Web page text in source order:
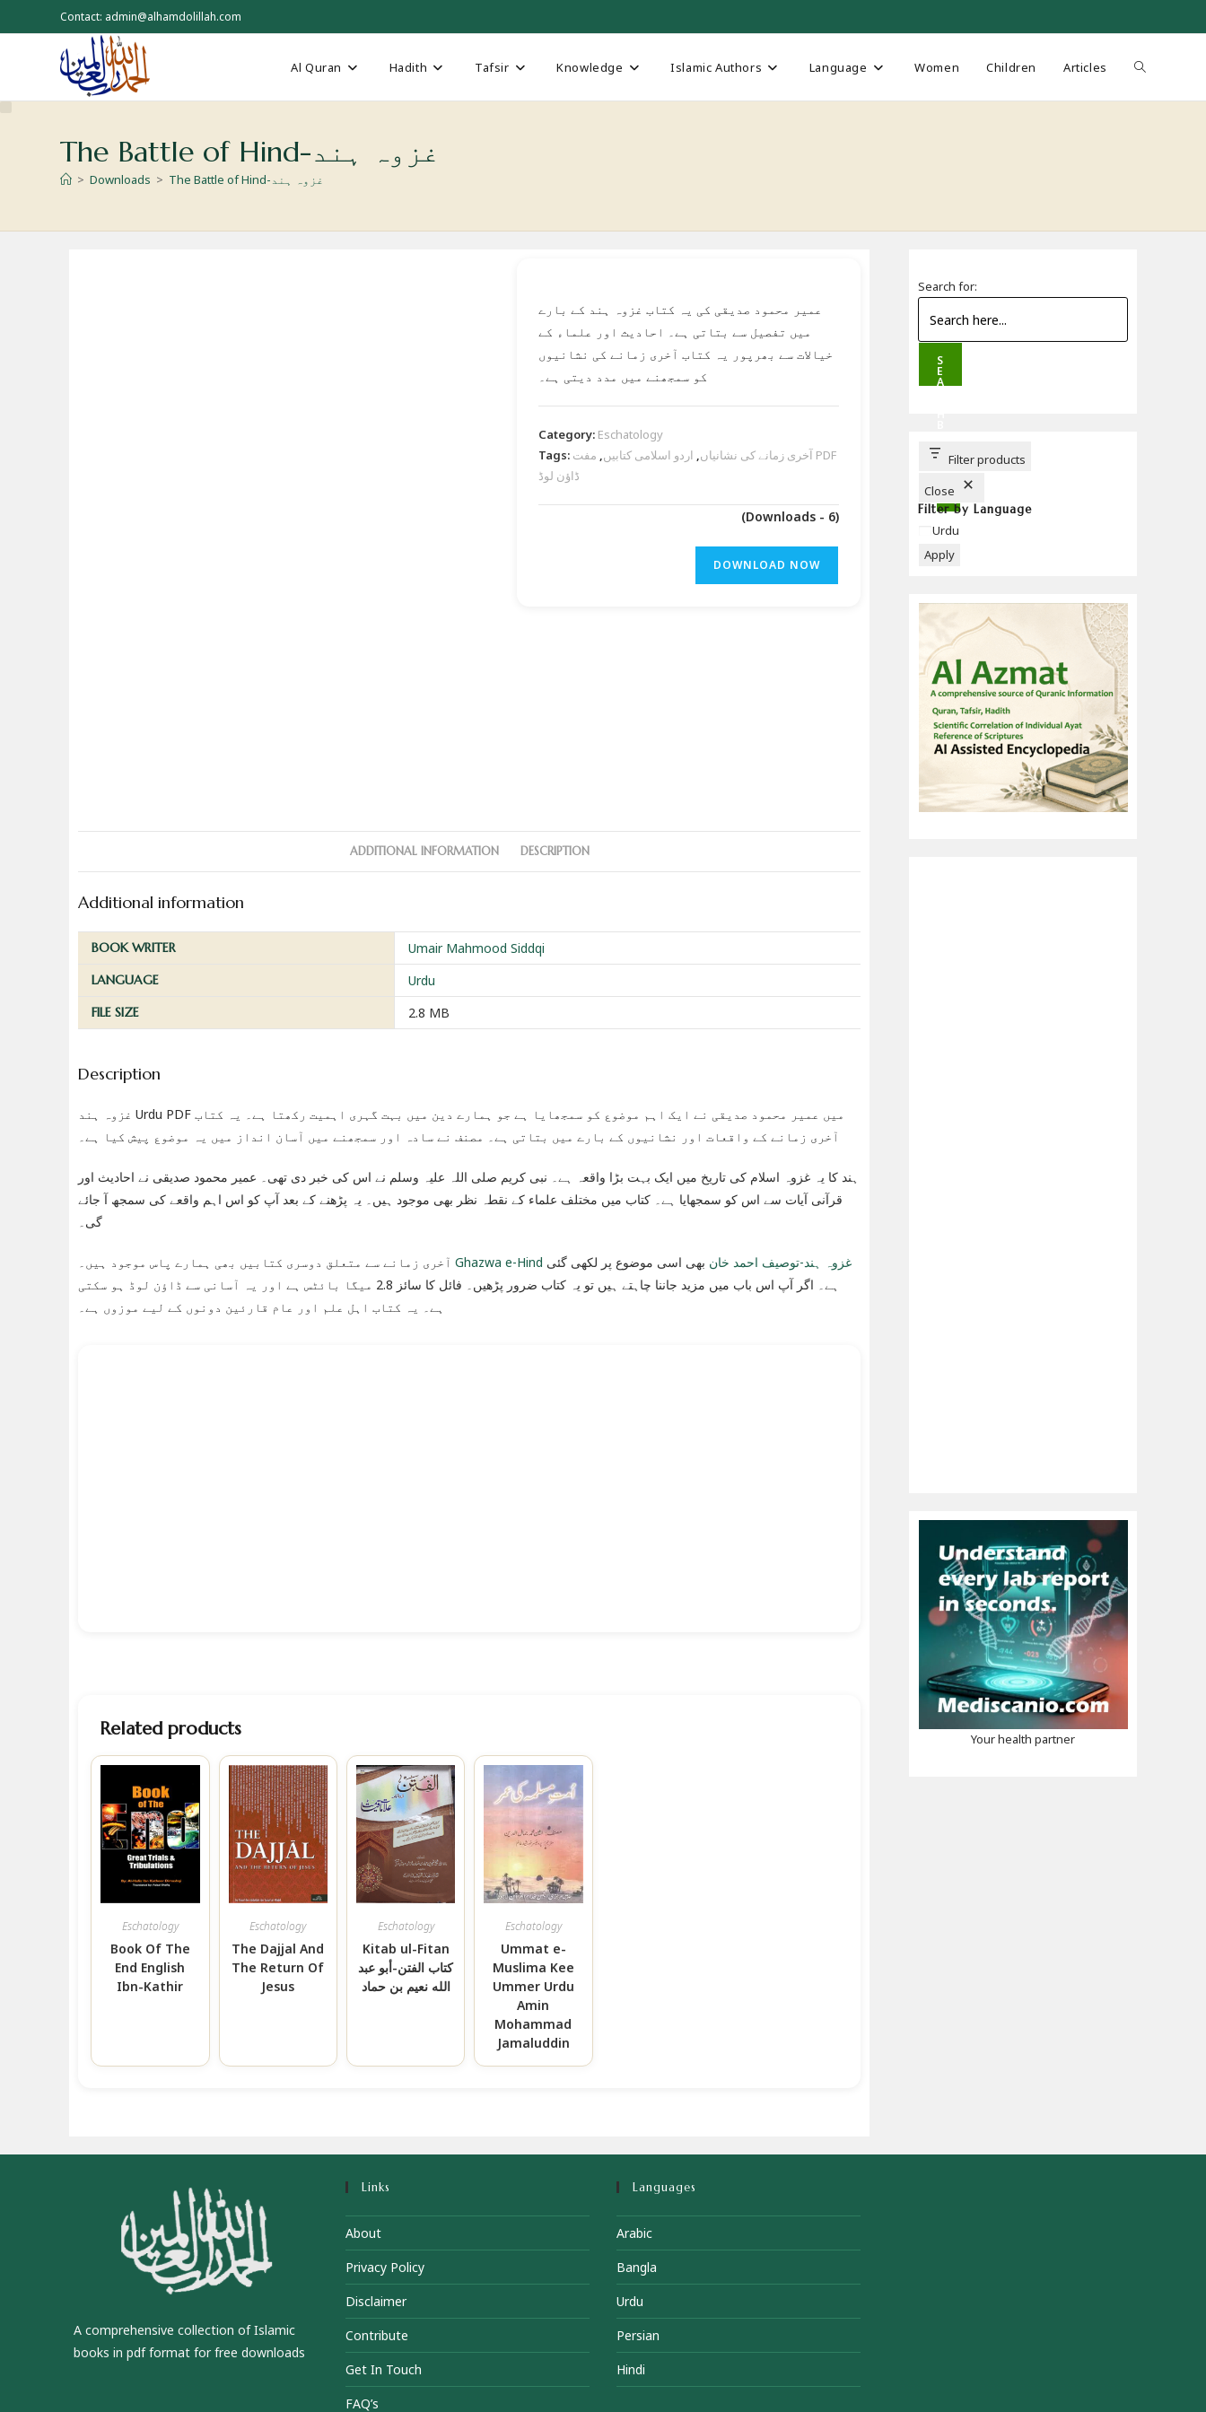
to
Contact: admin@alhamdolillah.com
Al Quran Hadith Tafsir Knowledge Islamic Authors Language Women Children Articles Toggle
The Battle of Hind-غزوہ ہند
> Downloads > The Battle of Hind-غزوہ ہند
عمیر محمود صدیقی کی یہ کتاب غزوہ ہند کے بارے
میں تفصیل سے بتاتی ہے۔ احادیث اور علماء کے
خیالات سے بھرپور یہ کتاب آخری زمانے کی نشانیوں
کو سمجھنے میں مدد دیتی ہے۔
Category: Eschatology
Tags:
آخری زمانے کی نشانیاں, اردو اسلامی کتابیں, مفت PDF
ڈاؤن لوڈ
(Downloads - 6)
DOWNLOAD NOW
ADDITIONAL INFORMATION DESCRIPTION
Additional information
BOOK WRITER Umair Mahmood Siddqi
LANGUAGE Urdu
FILE SIZE 2.8 MB
Description
غزوہ ہند Urdu PDF میں عمیر محمود صدیقی نے ایک اہم موضوع کو سمجھایا ہے جو ہمارے دین میں بہت گہری اہمیت رکھتا ہے۔ یہ کتاب
آخری زمانے کے واقعات اور نشانیوں کے بارے میں بتاتی ہے۔ مصنف نے سادہ اور سمجھنے میں آسان انداز میں یہ موضوع پیش کیا ہے۔
ہند کا یہ غزوہ اسلام کی تاریخ میں ایک بہت بڑا واقعہ ہے۔ نبی کریم صلی اللہ علیہ وسلم نے اس کی خبر دی تھی۔ عمیر محمود صدیقی نے احادیث اور
قرآنی آیات سے اس کو سمجھایا ہے۔ کتاب میں مختلف علماء کے نقطہ نظر بھی موجود ہیں۔ یہ پڑھنے کے بعد آپ کو اس اہم واقعے کی سمجھ آ جائے
گی۔
آخری زمانے سے متعلق دوسری کتابیں بھی ہمارے پاس موجود ہیں۔ Ghazwa e-Hind غزوہ ہند-توصیف احمد خان بھی اسی موضوع پر لکھی گئی
ہے۔ اگر آپ اس باب میں مزید جاننا چاہتے ہیں تو یہ کتاب ضرور پڑھیں۔ فائل کا سائز 2.8 میگا بائٹس ہے اور یہ آسانی سے ڈاؤن لوڈ ہو سکتی
ہے۔ یہ کتاب اہل علم اور عام قارئین دونوں کے لیے موزوں ہے۔
Related products
Eschatology
Book Of The
End English
Ibn-Kathir
Eschatology
The Dajjal And
The Return Of
Jesus
Eschatology
Kitab ul-Fitan
کتاب الفتن-أبو عبد
الله نعيم بن حماد
Eschatology
Ummat e-
Muslima Kee
Ummer Urdu
Amin
Mohammad
Jamaluddin
Search for:
S
E
A
T
T
Filter products
Close
Filter by Language
Language
Urdu
Apply
Your health partner
A comprehensive collection of Islamic
books in pdf format for free downloads
Links
About
Privacy Policy
Disclaimer
Contribute
Get In Touch
FAQ’s
Languages
Arabic
Bangla
Urdu
Persian
Hindi